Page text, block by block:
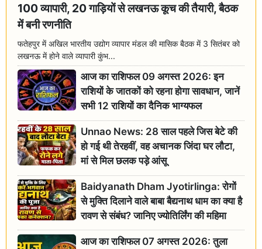
100 व्यापारी, 20 गाड़ियों से लखनऊ कूच की तैयारी, बैठक
में बनी रणनीति
फतेहपुर में अखिल भारतीय उद्योग व्यापार मंडल की मासिक बैठक में 3 सितंबर को
लखनऊ में होने वाले व्यापारी कुंभ...
आज का राशिफल 09 अगस्त 2026: इन
राशियों के जातकों को रहना होगा सावधान, जानें
सभी 12 राशियों का दैनिक भाग्यफल
Unnao News: 28 साल पहले जिस बेटे की
हो गई थी तेरहवीं, वह अचानक जिंदा घर लौटा,
मां से मिल छलक पड़े आंसू
Baidyanath Dham Jyotirlinga: रोगों
से मुक्ति दिलाने वाले बाबा बैद्यनाथ धाम का क्या है
रावण से संबंध? जानिए ज्योतिर्लिंग की महिमा
आज का राशिफल 07 अगस्त 2026: तुला